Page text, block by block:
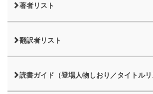
著者リスト
翻訳者リスト
読書ガイド（登場人物しおり／タイトルリ